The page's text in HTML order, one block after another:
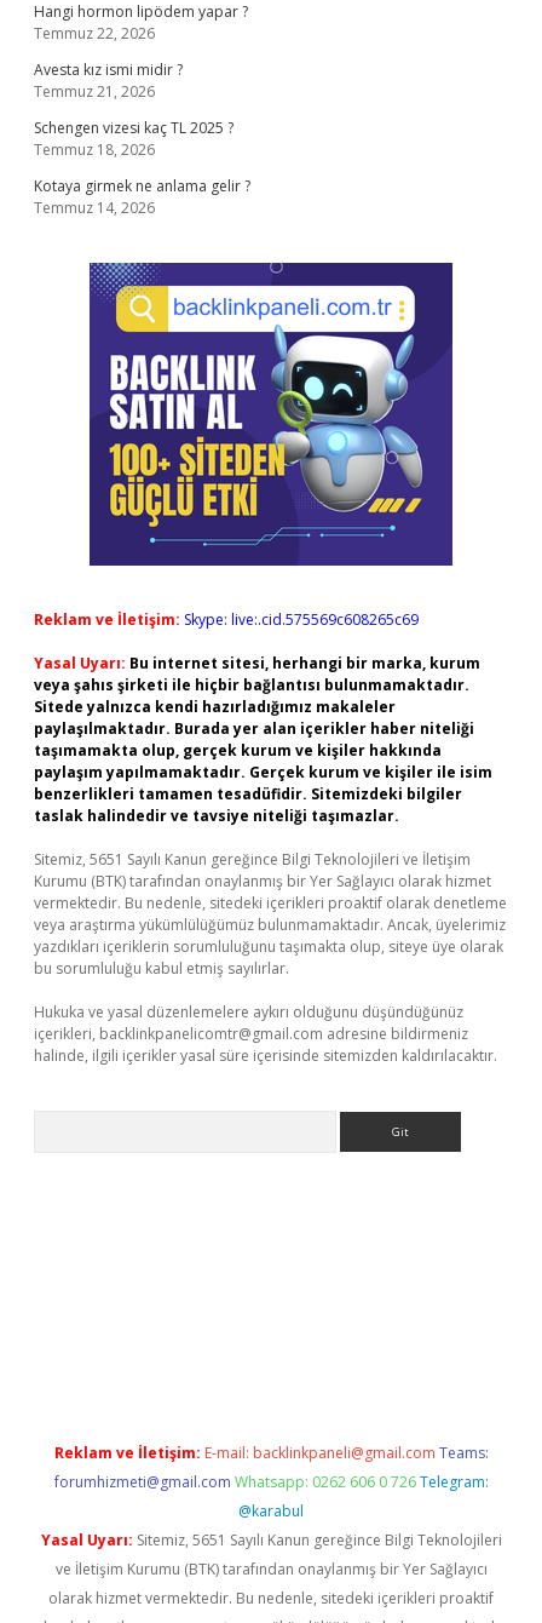
Hangi hormon lipödem yapar ?
Temmuz 22, 2026
Avesta kız ismi midir ?
Temmuz 21, 2026
Schengen vizesi kaç TL 2025 ?
Temmuz 18, 2026
Kotaya girmek ne anlama gelir ?
Temmuz 14, 2026
Reklam ve İletişim: Skype: live:.cid.575569c608265c69
Yasal Uyarı: Bu internet sitesi, herhangi bir marka, kurum
veya şahıs şirketi ile hiçbir bağlantısı bulunmamaktadır.
Sitede yalnızca kendi hazırladığımız makaleler
paylaşılmaktadır. Burada yer alan içerikler haber niteliği
taşımamakta olup, gerçek kurum ve kişiler hakkında
paylaşım yapılmamaktadır. Gerçek kurum ve kişiler ile isim
benzerlikleri tamamen tesadüfidir. Sitemizdeki bilgiler
taslak halindedir ve tavsiye niteliği taşımazlar.
Sitemiz, 5651 Sayılı Kanun gereğince Bilgi Teknolojileri ve İletişim
Kurumu (BTK) tarafından onaylanmış bir Yer Sağlayıcı olarak hizmet
vermektedir. Bu nedenle, sitedeki içerikleri proaktif olarak denetleme
veya araştırma yükümlülüğümüz bulunmamaktadır. Ancak, üyelerimiz
yazdıkları içeriklerin sorumluluğunu taşımakta olup, siteye üye olarak
bu sorumluluğu kabul etmiş sayılırlar.
Hukuka ve yasal düzenlemelere aykırı olduğunu düşündüğünüz
içerikleri, backlinkpanelicomtr@gmail.com adresine bildirmeniz
halinde, ilgili içerikler yasal süre içerisinde sitemizden kaldırılacaktır.
Reklam ve İletişim: E-mail: backlinkpaneli@gmail.com Teams:
forumhizmeti@gmail.com Whatsapp: 0262 606 0 726 Telegram:
@karabul
Yasal Uyarı: Sitemiz, 5651 Sayılı Kanun gereğince Bilgi Teknolojileri
ve İletişim Kurumu (BTK) tarafından onaylanmış bir Yer Sağlayıcı
olarak hizmet vermektedir. Bu nedenle, sitedeki içerikleri proaktif